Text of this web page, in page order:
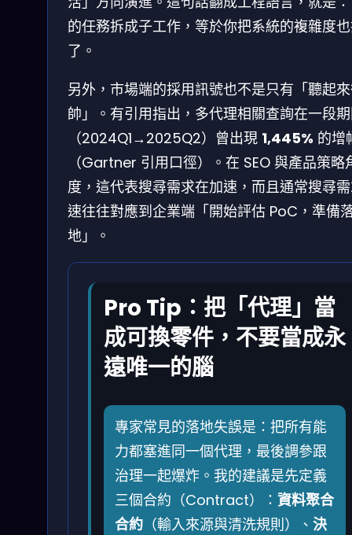
的任務拆成子工作，等於你把系統的複雜度
了。
另外，市場端的採用訊號也不是只有「聽起
帥」。有引用指出，多代理相關查詢在一段
（2024Q1→2025Q2）曾出現 1,445% 的增
（Gartner 引用口徑）。在 SEO 與產品策略
度，這代表搜尋需求在加速，而且通常搜尋
速往往對應到企業端「開始評估 PoC，準備
地」。
Pro Tip：把「代理」當
成可換零件，不要當成永
遠唯一的腦
專家常見的落地失誤是：把所有能
力都塞進同一個代理，最後調參跟
治理一起爆炸。我的建議是先定義
三個合約（Contract）： 資料聚合
合約 （輸入來源與清洗規則）、 決